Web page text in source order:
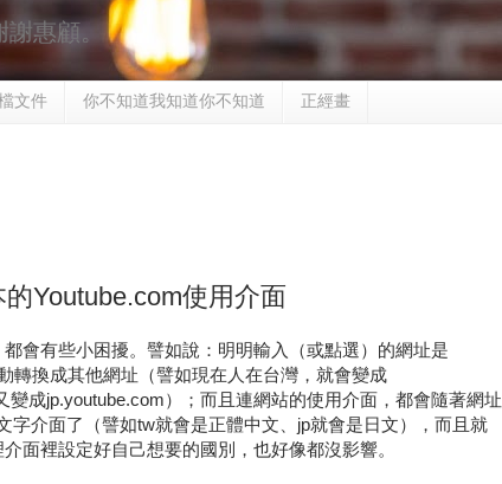
惠顧。
文件 你不知道我知道你不知道 正經畫
Youtube.com使用介面
會有些小困擾。譬如說：明明輸入（或點選）的網址是
轉換成其他網址（譬如現在人在台灣，就會變成
變成jp.youtube.com）；而且連網站的使用介面，都會隨著網址
字介面了（譬如tw就會是正體中文、jp就會是日文），而且就
面裡設定好自己想要的國別，也好像都沒影響。